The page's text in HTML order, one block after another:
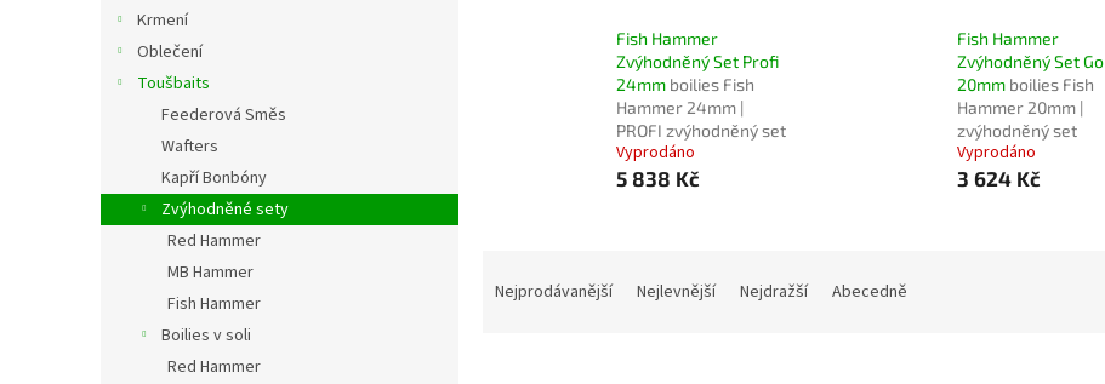
e
l
Krmení
Oblečení
Toušbaits
Feederová Směs
Wafters
Kapří Bonbóny
Zvýhodněné sety
Red Hammer
MB Hammer
Fish Hammer
Boilies v soli
Red Hammer
Fish Hammer
Zvýhodněný Set Profi
24mm boilies Fish
Hammer 24mm |
PROFI zvýhodněný set
Vyprodáno
5 838 Kč
Fish Hammer
Zvýhodněný Set Go
20mm boilies Fish
Hammer 20mm |
zvýhodněný set
Vyprodáno
3 624 Kč
Nejprodávanější Nejlevnější Nejdražší Abecedně